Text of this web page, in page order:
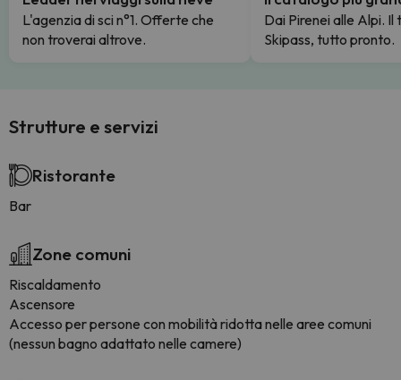
L'agenzia di sci n°1. Offerte che
non troverai altrove.
Dai Pirenei alle Alpi. Il
Skipass, tutto pronto.
Strutture e servizi
Ristorante
Bar
Zone comuni
Riscaldamento
Ascensore
Accesso per persone con mobilità ridotta nelle aree comuni
(nessun bagno adattato nelle camere)